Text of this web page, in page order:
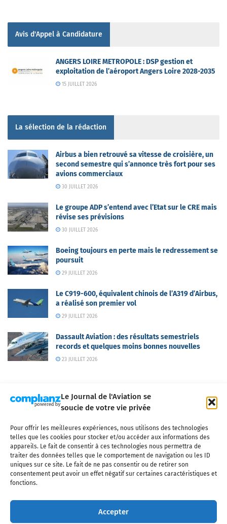
Le Journal de l'Aviation se
soucie de votre vie privée
Pour offrir les meilleures expériences, nous utilisons des technologies
telles que les cookies pour stocker et/ou accéder aux informations des
appareils. Le fait de consentir à ces technologies nous permettra de
traiter des données telles que le comportement de navigation ou les ID
uniques sur ce site. Le fait de ne pas consentir ou de retirer son
consentement peut avoir un effet négatif sur certaines caractéristiques et
fonctions.
Accepter
Avis d'Appel à Candidature
ANGERS LOIRE METROPOLE : DSP gestion et
exploitation de l’aéroport Angers Loire 2028-2035
15 JUILLET 2026
La sélection de la rédaction
Airbus a bien retrouvé sa vitesse de croisière, un
second semestre qui s’annonce très fort pour ses
avions commerciaux
30 JUILLET 2026
Le groupe ADP s’entend avec l’Etat sur le CRE mais
révise ses prévisions
30 JUILLET 2026
Boeing toujours en perte mais le redressement se
poursuit
29 JUILLET 2026
Le C919-600, équivalent chinois de l’A319 d’Airbus,
a réalisé son premier vol
29 JUILLET 2026
Dassault Aviation : des résultats semestriels
records et quelques moins bonnes nouvelles
23 JUILLET 2026
Qui sommes-nous ? Nous contacter
Partenaires
Mentions légales
CGV Politique de confidentialité Cookies
l'industrie aéronautique, l'aviation commerciale, l'aviation d'affaires, les